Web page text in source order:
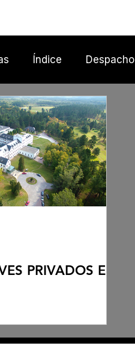
Índice Despacho
PRIVADOS EN